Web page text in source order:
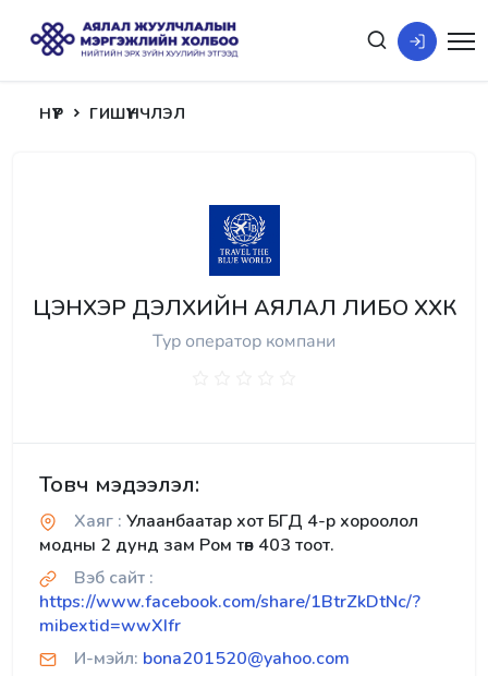
НҮҮР ГИШҮҮНЧЛЭЛ
ЦЭНХЭР ДЭЛХИЙН АЯЛАЛ ЛИБО ХХК
Тур оператор компани
Товч мэдээлэл:
Хаяг : Улаанбаатар хот БГД 4-р хороолол
модны 2 дунд зам Ром төв 403 тоот.
Вэб сайт :
https://www.facebook.com/share/1BtrZkDtNc/?
mibextid=wwXIfr
И-мэйл: bona201520@yahoo.com